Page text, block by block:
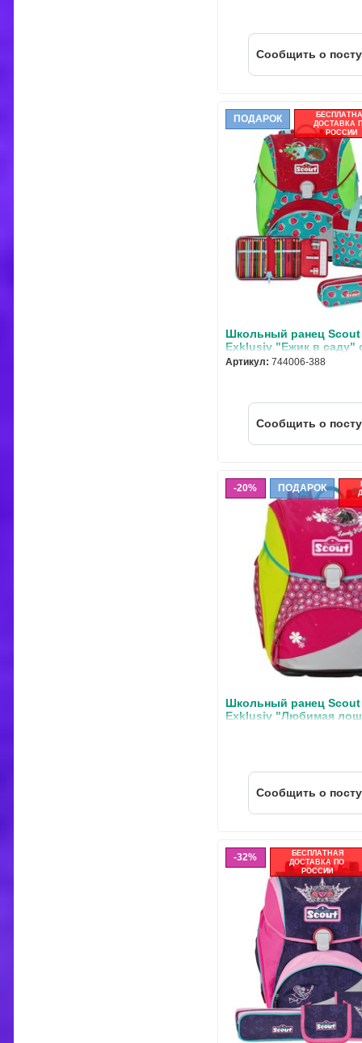
Cообщить о
ПОДАРОК
ДОСТАВКА
РОССИИ
Школьный ранец Scout
Exklusiv "Ежик в саду"
наполнением 4
Артикул: 744006-388
Cообщить о
20% ПОДАРОК
Школьный ранец Scout
Exklusiv "Любимая
Cообщить о
32%
БЕСПЛАТНАЯ
ДОСТАВКА ПО
РОССИИ